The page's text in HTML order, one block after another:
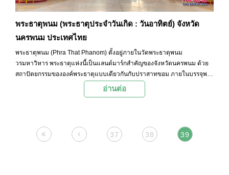
พระธาตุพนม (พระธาตุประจำวันเกิด : วันอาทิตย์) จังหวัด
นครพนม ประเทศไทย
พระธาตุพนม (Phra That Phanom) ตั้งอยู่ภายในวัดพระธาตุพนม
วรมหาวิหาร พระธาตุแห่งนี้เป็นแลนด์มาร์กสำคัญของจังหวัดนครพนม ด้วย
สถาปัตยกรรมขององค์พระธาตุแบบเดียวกันกับปราสาทขอม ภายในบรรจุพระ
ธาตุสิ่งศักดิ์สิทธิ์ของจังหวัดนครพนมและภาคตะวันออกเฉียงเหนือไว้ นั่นคือ
พระอุรังคธาตุ (กระดูกส่วนหน้าอก) ของพระพุทธเจ้า นอกจากนี้ยังมีของมีค่า
กล่าวว่าแม้ใครมีโอกาสมานมัสการองค์พระธาตุแม้เพียงสักครั้งก็ถือเป็นมงคล
สูงสุดของชีวิต และเชื่อกันว่าอานิสงส์จะส่งผลให้เป็นผู้มีบุญบารมีและเป็นที่
อ่านต่อ
37 38 39